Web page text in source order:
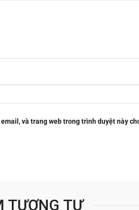
và trang web trong trình duyệt này
TƯƠNG TỰ